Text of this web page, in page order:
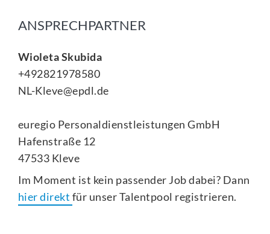
ANSPRECHPARTNER
Wioleta Skubida
+492821978580
NL-Kleve@epdl.de
euregio Personaldienstleistungen GmbH
Hafenstraße 12
47533 Kleve
Im Moment ist kein passender Job dabei? Dann
hier direkt für unser Talentpool registrieren.